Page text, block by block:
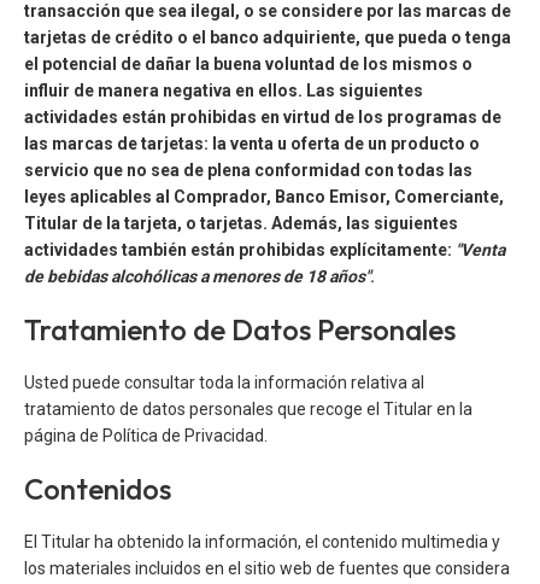
transacción que sea ilegal, o se considere por las marcas de
tarjetas de crédito o el banco adquiriente, que pueda o tenga
el potencial de dañar la buena voluntad de los mismos o
influir de manera negativa en ellos. Las siguientes
actividades están prohibidas en virtud de los programas de
las marcas de tarjetas: la venta u oferta de un producto o
servicio que no sea de plena conformidad con todas las
leyes aplicables al Comprador, Banco Emisor, Comerciante,
Titular de la tarjeta, o tarjetas. Además, las siguientes
actividades también están prohibidas explícitamente: "Venta
de bebidas alcohólicas a menores de 18 años".
Tratamiento de Datos Personales
Usted puede consultar toda la información relativa al
tratamiento de datos personales que recoge el Titular en la
página de Política de Privacidad.
Contenidos
El Titular ha obtenido la información, el contenido multimedia y
los materiales incluidos en el sitio web de fuentes que considera